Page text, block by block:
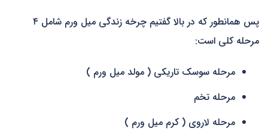
پس همانطور که در بالا گفتیم چرخه زندگی میل ورم شامل ۴
مرحله کلی است:
مرحله سوسک تاریکی ( مولد میل ورم )
مرحله تخم
مرحله لاروی ( کرم میل ورم )